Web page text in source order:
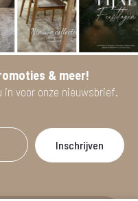
& meer!
voor onze nieuwsbrief.